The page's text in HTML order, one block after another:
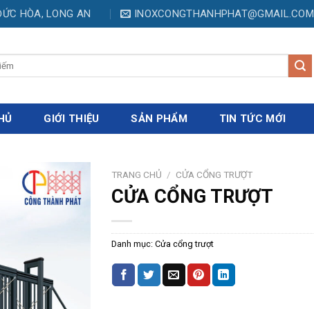
HÒA, LONG AN INOXCONGTHANHPHAT@GMAIL.COM
GIỚI THIỆU SẢN PHẨM TIN TỨC MỚI
TRANG CHỦ / CỬA CỔNG TRƯỢT
CỬA CỔNG TRƯỢT
Danh mục: Cửa cổng trượt